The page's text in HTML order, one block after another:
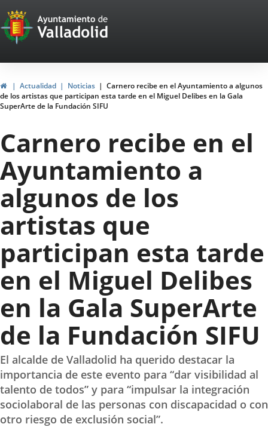
Portal
Web
del
Ayuntamiento
de
Valladolid
HomeActualidad Noticias
Carnero recibe en el Ayuntamiento a algunos
de los artistas que participan esta tarde en el Miguel Delibes en la Gala
SuperArte de la Fundación SIFU
Carnero recibe en el
Ayuntamiento a
algunos de los
artistas que
participan esta tarde
en el Miguel Delibes
en la Gala SuperArte
de la Fundación SIFU
El alcalde de Valladolid ha querido destacar la
importancia de este evento para “dar visibilidad al
talento de todos” y para “impulsar la integración
sociolaboral de las personas con discapacidad o con
otro riesgo de exclusión social”.